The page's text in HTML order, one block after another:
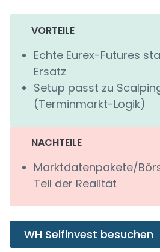
VORTEILE
Echte Eurex-Futures
Ersatz
Setup passt zu
(Terminmarkt-Logik)
NACHTEILE
Marktdatenpakete/
Teil der Realität
WH Selfinvest besuchen